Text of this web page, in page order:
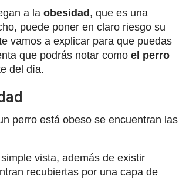
a la obesidad , que es una
puede poner en claro riesgo su
vamos a explicar para que puedas
que podrás notar como el perro
del día.
perro está obeso se encuentran las
vista, además de existir
recubiertas por una capa de